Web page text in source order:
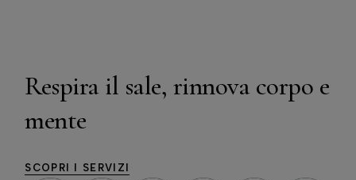
Respira il sale, rinnova corpo e
mente
SCOPRI I SERVIZI